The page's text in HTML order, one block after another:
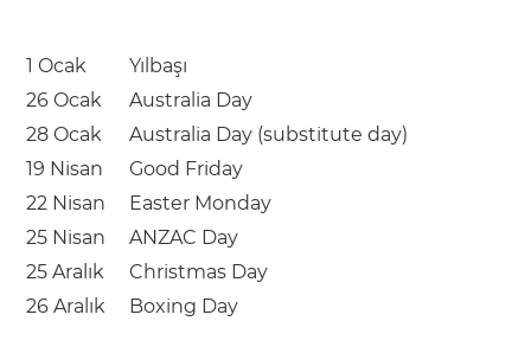
1 Ocak
Yılbaşı
26 Ocak
Australia Day
28 Ocak
Australia Day (substitute day)
19 Nisan
Good Friday
22 Nisan
Easter Monday
25 Nisan
ANZAC Day
25 Aralık
Christmas Day
26 Aralık
Boxing Day